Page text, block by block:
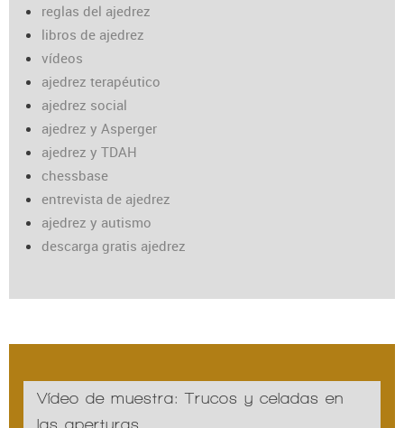
reglas del ajedrez
libros de ajedrez
vídeos
ajedrez terapéutico
ajedrez social
ajedrez y Asperger
ajedrez y TDAH
chessbase
entrevista de ajedrez
ajedrez y autismo
descarga gratis ajedrez
Vídeo de muestra: Trucos y celadas en
las aperturas